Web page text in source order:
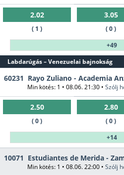
2.02
( 1 )
3.05
( 0 )
+49
Labdarúgás – Venezuelai bajnokság
60231 Rayo Zuliano - Academia
Min kötés: 1 • 08.06. 21:30 • Szólj
2.50
( 0 )
2.80
( 0 )
+14
10071 Estudiantes de Merida -
Min kötés: 1 • 08.06. 22:00 • Szólj